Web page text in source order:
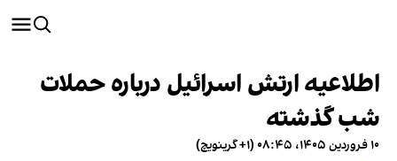
اطلاعیه ارتش اسرائیل درباره حملات
شب گذشته
۱۰ فروردین ۱۴۰۵، ۰۸:۴۵ (‎+۱ گرینویچ)